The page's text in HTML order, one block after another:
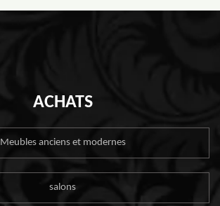
ACHATS
Meubles anciens et modernes
salons